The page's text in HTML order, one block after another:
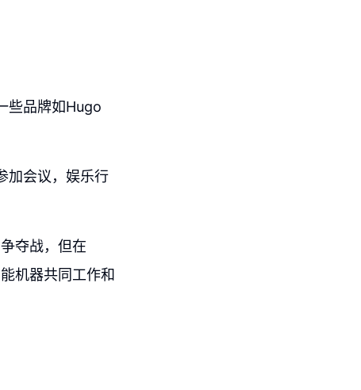
些品牌如Hugo
加会议，娱乐行
夺战，但在
机器共同工作和